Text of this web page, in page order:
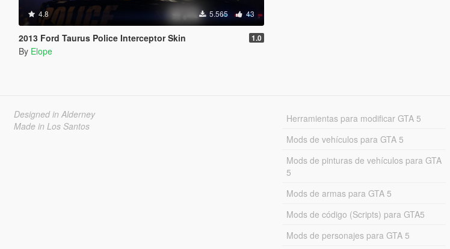
4.8 5.565 43
2013 Ford Taurus Police Interceptor Skin 1.0
By Elope
Designed in Alderney
Made in Los Santos
Herramientas para modificar GTA 5
Mods de vehículos para GTA 5
Mods de pinturas de vehículos para GTA
5
Mods de armas para GTA 5
Mods de código (Scripts) para GTA5
Mods de personajes para GTA 5